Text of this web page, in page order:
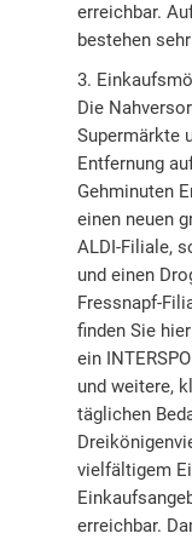
erreichbar.
bestehen
3.
Die
Supermärkte
Entfernung
Gehminuten
einen neuen
ALDI-Filiale,
und einen
Fressnapf-
finden Sie
ein
und weitere,
täglichen
vielfältigem
erreichbar.